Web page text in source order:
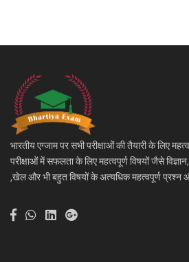
भारतीय एग्जाम पर सभी परीक्षाओं की तैयारी के लिए
परीक्षाओं में सफलता के लिए महत्वपूर्ण विषयों जैसे
,खेल और भी बहुत विषयों के अत्यधिक महत्वपूर्ण प्रश्न